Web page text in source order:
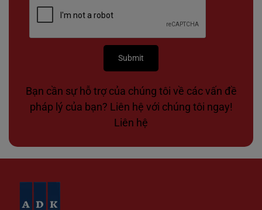
Bạn cần sự hỗ trợ của chúng tôi về các vấn đề
pháp lý của bạn? Liên hệ với chúng tôi ngay!
Liên hệ